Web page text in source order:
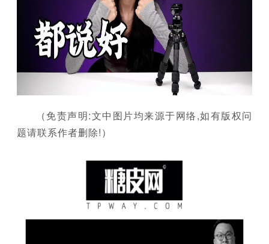
（免责声明:文中图片均来源于网络,如有版权问
题请联系作者删除!）